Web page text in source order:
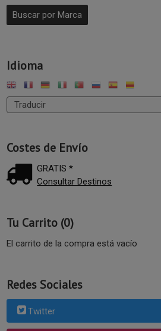
Idioma
Costes de Envío
GRATIS *
Consultar Destinos
Tu Carrito (0)
El carrito de la compra está vacío
Redes Sociales
Twitter